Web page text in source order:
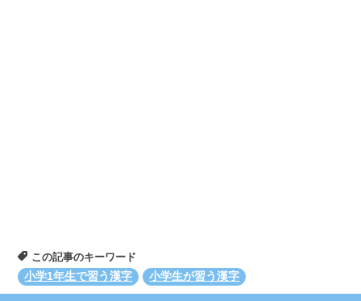
この記事のキーワード
小学1年生で習う漢字
小学生が習う漢字